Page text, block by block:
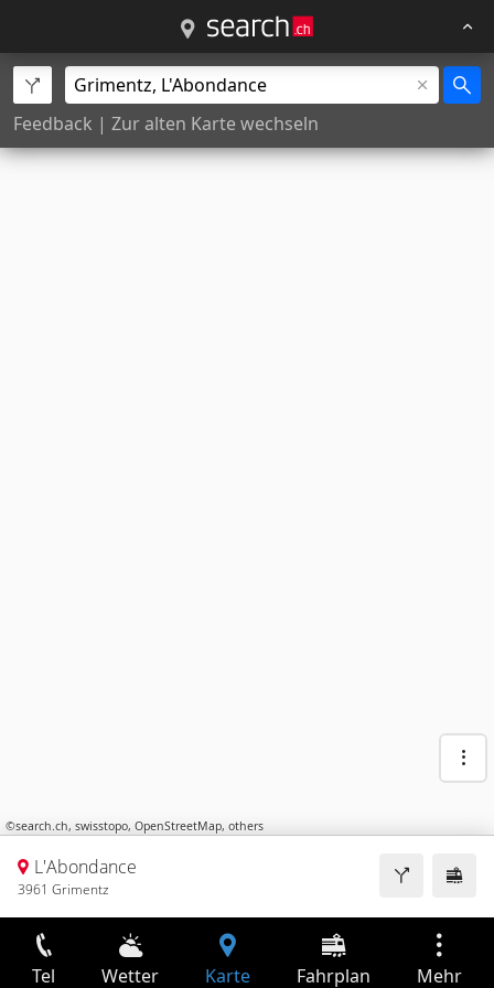
Feedback | Zur alten Karte wechseln
©search.ch, swisstopo, OpenStreetMap, others
L'Abondance
3961 Grimentz
Tel Wetter Karte Fahrplan Mehr